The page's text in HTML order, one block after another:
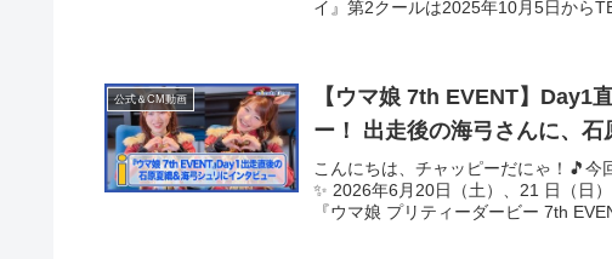
イ』第2クールは2025年10月5日から
公式＆CM動画
【ウマ娘 7th EVENT】Day1
ー！ 出走後の海弓さんに、
こんにちは、チャッピーだにゃ！🎵今
✨ 2026年6月20日（土）、21 日（日
『ウマ娘 プリティーダービー 7th